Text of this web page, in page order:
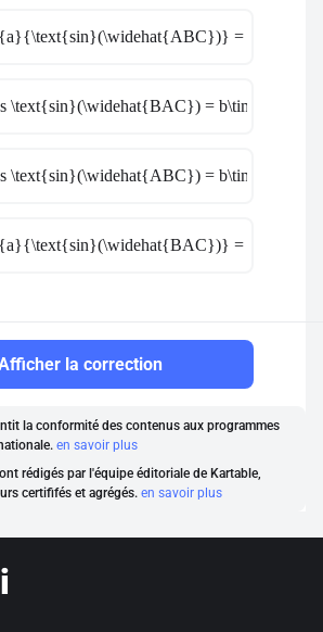
=
\text{sin}(\widehat{BAC}) = b\times
\text{sin}(\widehat{ABC}) = b\times
=
la correction
la conformité des contenus aux programmes
en savoir plus
rédigés par l'équipe éditoriale de Kartable,
certififés et agrégés. en savoir plus